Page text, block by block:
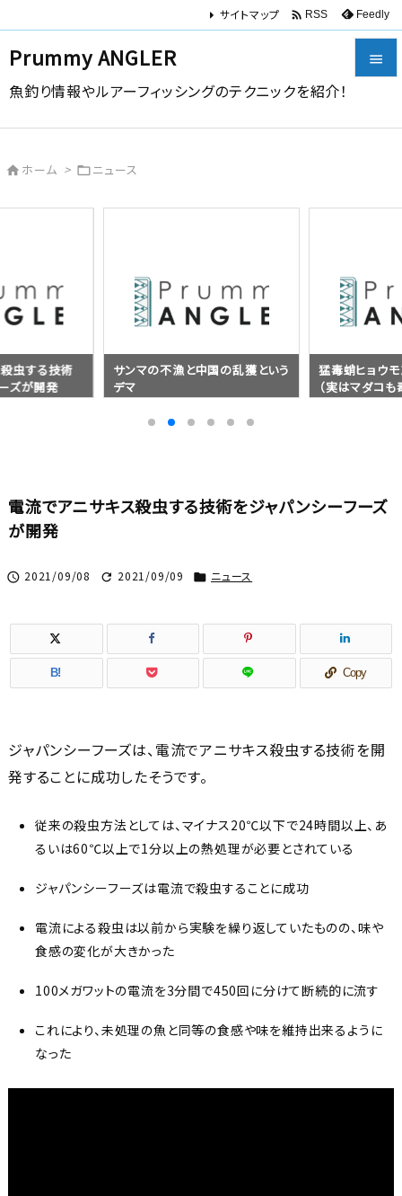
Prummy ANGLER
魚釣り情報やルアーフィッシングのテクニックを紹介！


次へ

サイトマップ  RSS Feedly
 ホーム > ニュース
虫する技術
ズが開発
サンマの不漁と中国の乱獲という
デマ
猛毒蛸ヒョウ
（実はマダコも
電流でアニサキス殺虫する技術をジャパンシーフーズ
が開発
 2021/09/08  2021/09/09  ニュース
B! Copy
ジャパンシーフーズは、電流でアニサキス殺虫する技術を開
発することに成功したそうです。
従来の殺虫方法としては、マイナス20℃以下で24時間以上、あ
るいは60℃以上で1分以上の熱処理が必要とされている
ジャパンシーフーズは電流で殺虫することに成功
電流による殺虫は以前から実験を繰り返していたものの、味や
食感の変化が大きかった
100メガワットの電流を3分間で450回に分けて断続的に流す
これにより、未処理の魚と同等の食感や味を維持出来るように
なった